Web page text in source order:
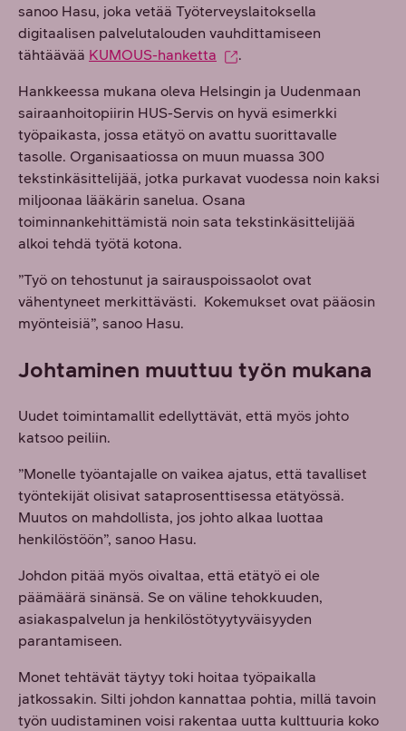
sanoo Hasu, joka vetää Työterveyslaitoksella
digitaalisen palvelutalouden vauhdittamiseen
tähtäävää KUMOUS-hanketta .
Hankkeessa mukana oleva Helsingin ja Uudenmaan
sairaanhoitopiirin HUS-Servis on hyvä esimerkki
työpaikasta, jossa etätyö on avattu suorittavalle
tasolle. Organisaatiossa on muun muassa 300
tekstinkäsittelijää, jotka purkavat vuodessa noin kaksi
miljoonaa lääkärin sanelua. Osana
toiminnankehittämistä noin sata tekstinkäsittelijää
alkoi tehdä työtä kotona.
”Työ on tehostunut ja sairauspoissaolot ovat
vähentyneet merkittävästi. Kokemukset ovat pääosin
myönteisiä”, sanoo Hasu.
Johtaminen muuttuu työn mukana
Uudet toimintamallit edellyttävät, että myös johto
katsoo peiliin.
”Monelle työantajalle on vaikea ajatus, että tavalliset
työntekijät olisivat sataprosenttisessa etätyössä.
Muutos on mahdollista, jos johto alkaa luottaa
henkilöstöön”, sanoo Hasu.
Johdon pitää myös oivaltaa, että etätyö ei ole
päämäärä sinänsä. Se on väline tehokkuuden,
asiakaspalvelun ja henkilöstötyytyväisyyden
parantamiseen.
Monet tehtävät täytyy toki hoitaa työpaikalla
jatkossakin. Silti johdon kannattaa pohtia, millä tavoin
työn uudistaminen voisi rakentaa uutta kulttuuria koko